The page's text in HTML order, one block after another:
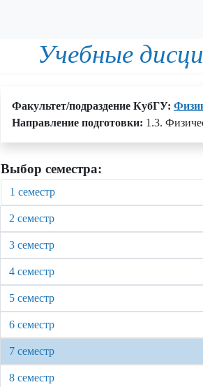
Учебные
Факультет/подраздение КубГУ:
Направление подготовки: 1.3.
Выбор семестра:
1 семестр
2 семестр
3 семестр
4 семестр
5 семестр
6 семестр
7 семестр
8 семестр